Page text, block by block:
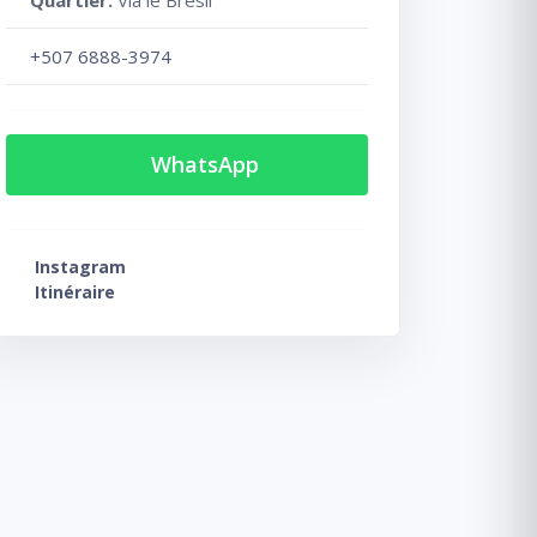
+507 6888-3974
WhatsApp
Instagram
Itinéraire